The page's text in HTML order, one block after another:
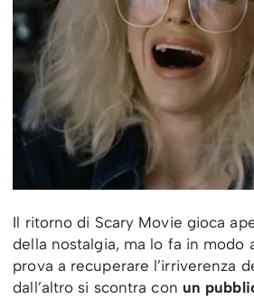
Il ritorno di Scary Movie gioca
della nostalgia, ma lo fa in modo
prova a recuperare l’irriverenza
dall’altro si scontra con un